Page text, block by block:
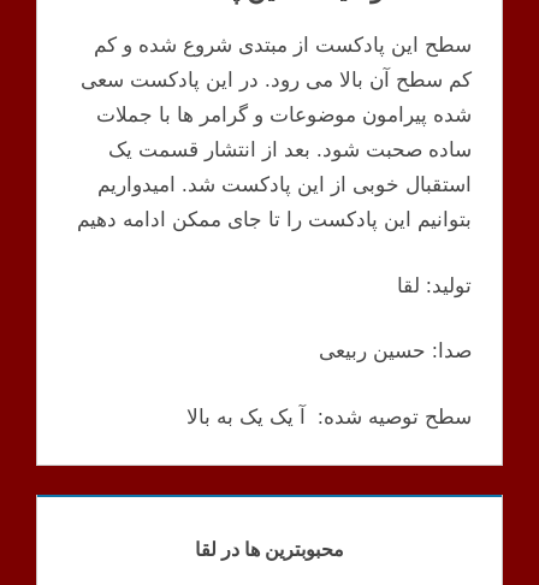
سطح این پادکست از مبتدی شروع شده و کم
کم سطح آن بالا می رود. در این پادکست سعی
شده پیرامون موضوعات و گرامر ها با جملات
ساده صحبت شود. بعد از انتشار قسمت یک
استقبال خوبی از این پادکست شد. امیدواریم
بتوانیم این پادکست را تا جای ممکن ادامه دهیم
تولید: لقا
صدا: حسین ربیعی
سطح توصیه شده: آ یک یک به بالا
محبوبترین ها در لقا